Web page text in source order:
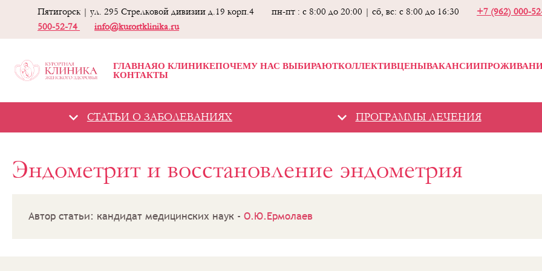
Пятигорск | ул. 295 Стрелковой дивизии д.19 корп.4 пн-пт : с 8:00 до 20:00 | сб, вс: с 8:00 до 16:30
+7 (962) 000-
500-52-74
info@kurortklinika.ru
ГЛАВНАЯО КЛИНИКЕПОЧЕМУ НАС ВЫБИРАЮТКОЛЛЕКТИВЦЕНЫВАКАНСИИ
КОНТАКТЫ
СТАТЬИ О ЗАБОЛЕВАНИЯХ ПРОГРАММЫ ЛЕЧЕНИЯ
Гинекологическая
клиника -
«Курортная
заболеваниях
Эндометрит и восстановление эндометрия
Автор статьи: кандидат медицинских наук - О.Ю.Ермолаев